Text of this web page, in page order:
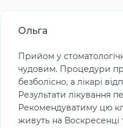
Ольга
Прийом у
чудовим. Процедури
безболісно, а лікарі
Результати лікування
Рекомендуватиму цю
живуть на Воскресенці